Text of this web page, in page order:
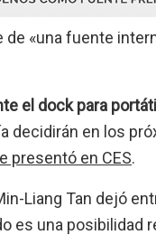
«una fuente
el dock para
decidirán en los
presentó en CES.
Liang Tan dejó
es una posibilidad